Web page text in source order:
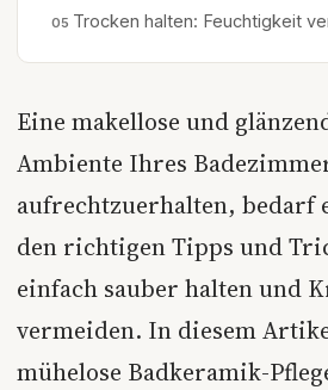
Trocken halten: Feuchtigkeit
Eine makellose und
Ambiente Ihres
aufrechtzuerhalten, bedarf
den richtigen Tipps und
einfach sauber halten und
vermeiden. In diesem
mühelose Badkeramik-